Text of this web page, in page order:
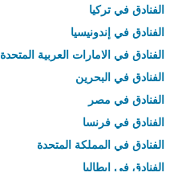
الفنادق في تركيا
الفنادق في إندونيسيا
الفنادق في الامارات العربية المتحدة
الفنادق في البحرين
الفنادق في مصر
الفنادق في فرنسا
الفنادق في المملكة المتحدة
الفنادق في إيطاليا